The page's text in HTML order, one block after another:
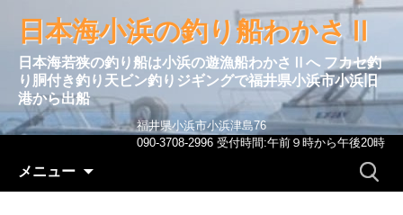
日本海小浜の釣り船わかさⅡ
日本海若狭の釣り船は小浜の遊漁船わかさⅡへ フカセ釣
り胴付き釣り天ビン釣りジギングで福井県小浜市小浜旧
港から出船
福井県小浜市小浜津島76
090-3708-2996 受付時間:午前９時から午後20時
メニュー
検